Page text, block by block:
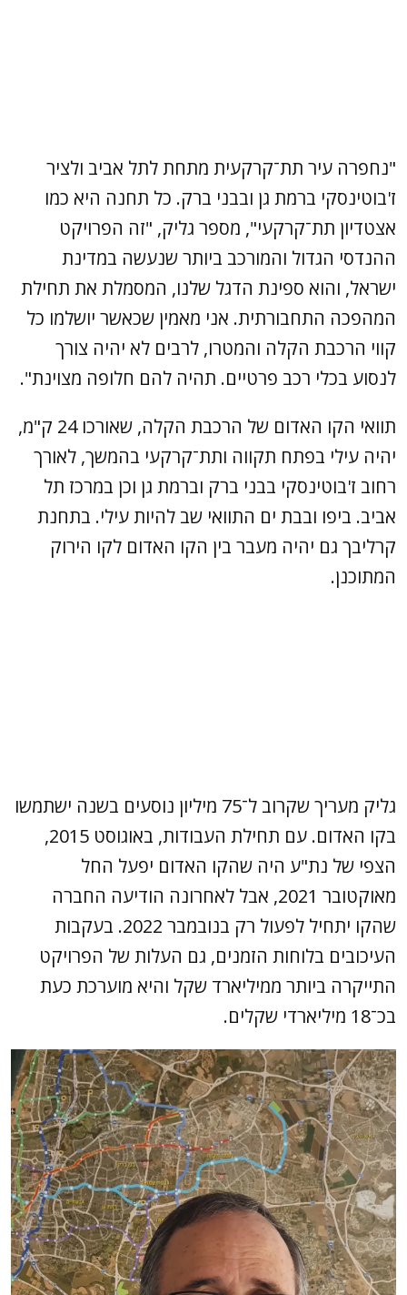
"נחפרה עיר תת־קרקעית מתחת לתל אביב ולציר
ז'בוטינסקי ברמת גן ובבני ברק. כל תחנה היא כמו
אצטדיון תת־קרקעי", מספר גליק, "זה הפרויקט
ההנדסי הגדול והמורכב ביותר שנעשה במדינת
ישראל, והוא ספינת הדגל שלנו, המסמלת את תחילת
המהפכה התחבורתית. אני מאמין שכאשר יושלמו כל
קווי הרכבת הקלה והמטרו, לרבים לא יהיה צורך
לנסוע בכלי רכב פרטיים. תהיה להם חלופה מצוינת".
תוואי הקו האדום של הרכבת הקלה, שאורכו 24 ק"מ,
יהיה עילי בפתח תקווה ותת־קרקעי בהמשך, לאורך
רחוב ז'בוטינסקי בבני ברק וברמת גן וכן במרכז תל
אביב. ביפו ובבת ים התוואי שב להיות עילי. בתחנת
קרליבך גם יהיה מעבר בין הקו האדום לקו הירוק
המתוכנן.
גליק מעריך שקרוב ל־75 מיליון נוסעים בשנה ישתמשו
בקו האדום. עם תחילת העבודות, באוגוסט 2015,
הצפי של נת"ע היה שהקו האדום יפעל החל
מאוקטובר 2021, אבל לאחרונה הודיעה החברה
שהקו יתחיל לפעול רק בנובמבר 2022. בעקבות
העיכובים בלוחות הזמנים, גם העלות של הפרויקט
התייקרה ביותר ממיליארד שקל והיא מוערכת כעת
בכ־18 מיליארדי שקלים.